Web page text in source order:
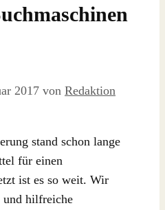
2017 von Redaktion
stand schon lange
für einen
ist es so weit. Wir
und hilfreiche